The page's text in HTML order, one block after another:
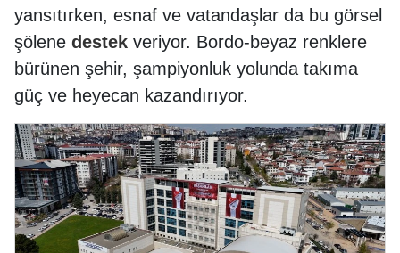
yansıtırken, esnaf ve vatandaşlar da bu görsel
şölene destek veriyor. Bordo-beyaz renklere
bürünen şehir, şampiyonluk yolunda takıma
güç ve heyecan kazandırıyor.